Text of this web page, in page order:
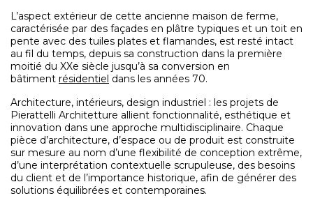
L’aspect extérieur de cette ancienne maison de ferme,
caractérisée par des façades en plâtre typiques et un toit en
pente avec des tuiles plates et flamandes, est resté intact
au fil du temps, depuis sa construction dans la première
moitié du XXe siècle jusqu’à sa conversion en
bâtiment résidentiel dans les années 70.
Architecture, intérieurs, design industriel : les projets de
Pierattelli Architetture allient fonctionnalité, esthétique et
innovation dans une approche multidisciplinaire. Chaque
pièce d’architecture, d’espace ou de produit est construite
sur mesure au nom d’une flexibilité de conception extrême,
d’une interprétation contextuelle scrupuleuse, des besoins
du client et de l’importance historique, afin de générer des
solutions équilibrées et contemporaines.